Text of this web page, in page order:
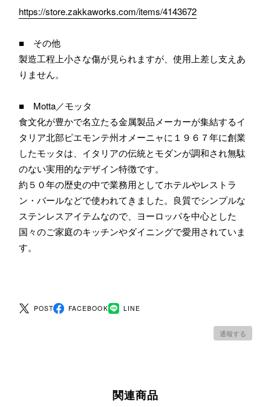
https://store.zakkaworks.com/items/4143672
■ その他
製造工程上小さな傷が見られますが、使用上差し支えあ
りません。
■ Motta／モッタ
食文化が豊かで名立たる金属製品メーカーが集結するイ
タリア北部ピエモンテ州オメーニャに１９６７年に創業
したモッタは、イタリアの伝統とモダンが調和され無駄
のない実用的なデザイン特徴です。
約５０年の歴史の中で業務用としてホテルやレストラ
ン・バールなどで使われてきました。良質でシンプルな
ステンレスアイテムなので、ヨーロッパを中心とした
国々のご家庭のキッチンやダイニングで愛用されていま
す。
POST FACEBOOK LINE
通報する
関連商品